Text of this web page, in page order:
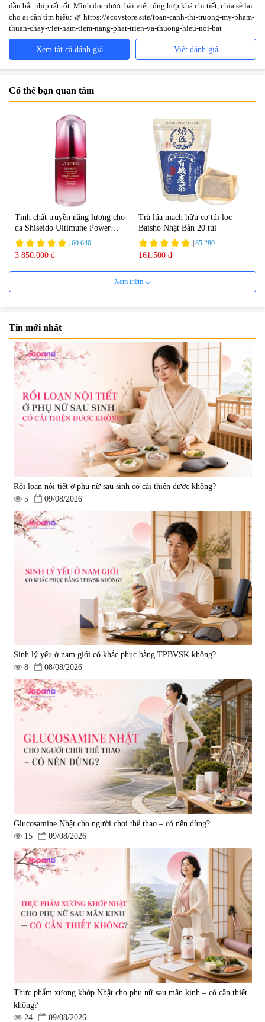
đầu bắt nhịp rất tốt. Mình đọc được bài viết tổng hợp khá chi tiết, chia sẻ lại
cho ai cần tìm hiểu: 🌿 https://ecovstore.site/toan-canh-thi-truong-my-pham-
thuan-chay-viet-nam-tiem-nang-phat-trien-va-thuong-hieu-noi-bat
Xem tất cả đánh giá Viết đánh giá
Có thể bạn quan tâm
Tinh chất truyền năng lượng cho
da Shiseido Ultimune Power
75ml
60.640
3.850.000 đ
Trà lúa mạch hữu cơ túi lọc
Baisho Nhật Bản 20 túi
85.280
161.500 đ
Viên uống bổ não Ribeto Shoji
Ichoha Ekisu Plus - 90 viên
57.920
1.450.000 đ
Viên nang uống cải thiện thị lực,
trí nhớ DHA + EPA + Flaxseed
Oil 30 viên/gói - Date 02/2027
|52.346
225.000 đ
Tẩy tế bào chết Nichiei Bussan
Nano NMN+ Peeling Gel
1.490.000 đ
Viên uống hỗ trợ bền thành
mạch, ngừa tai biến Elastin Plus
& Nattokinase Hokoen 80 viên
|0
980.000 đ
Viên uống bổ gan Ribeto Shoji
Hepaclean 60 viên
690.000 đ
Viên uống hỗ trợ cải thiện thoát
vị đĩa đệm Kyoto Has 30 viên
|14.560
1.600.000 đ
Viên uống hỗ trợ giấc ngủ Fujina
Sleepy Nhật Bản 80 viên
Viên uống phòng ngừa & hỗ trợ
điều trị đột quỵ Biken Kinase
Gold 60 viên
|0
1.570.000 đ
Xem thêm
Tin mới nhất
Rối loạn nội tiết ở phụ nữ sau sinh có cải thiện được không?
5
09/08/2026
Sinh lý yếu ở nam giới có khắc phục bằng TPBVSK không?
8
08/08/2026
Glucosamine Nhật cho người chơi thể thao – có nên dùng?
15
09/08/2026
Thực phẩm xương khớp Nhật cho phụ nữ sau mãn kinh – có cần thiết
không?
24
09/08/2026